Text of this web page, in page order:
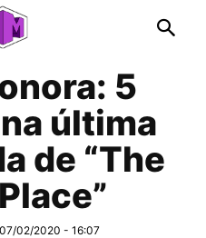
5
última
de “The
07/02/2020 - 16:07